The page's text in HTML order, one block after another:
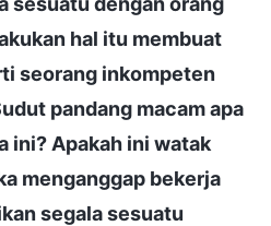
hal itu membuat
seorang inkompeten
pandang macam apa
ini? Apakah ini watak
menganggap bekerja
segala sesuatu